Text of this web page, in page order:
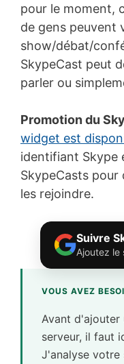
pour le moment,
de gens peuvent
show/débat/
SkypeCast peut
parler ou
Promotion du
widget est
identifiant Skype
SkypeCasts pour
les rejoindre.
Suivre
Ajoutez le
VOUS AVEZ
Avant
serveur, il faut
J'analyse votre